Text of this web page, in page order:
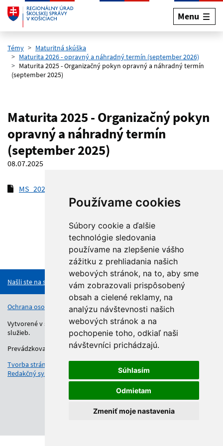
Používame cookies
Súbory cookie a ďalšie
technológie sledovania
používame na zlepšenie vášho
zážitku z prehliadania našich
webových stránok, na to, aby sme
vám zobrazovali prispôsobený
obsah a cielené reklamy, na
analýzu návštevnosti našich
webových stránok a na
pochopenie toho, odkiaľ naši
návštevníci prichádzajú.
Súhlasím
Odmietam
Zmeniť moje nastavenia
Preskočiť na hlavný obsah
Menu
Témy
Maturitná skúška
Maturita 2026 - opravný a náhradný termín (september 2026)
Maturita 2025 - Organizačný pokyn opravný a náhradný termín
(september 2025)
Maturita 2025 - Organizačný pokyn
opravný a náhradný termín
(september 2025)
08.07.2025
MS_2025_organizačný pokyn_september
Našli ste na stránke chybu?
Ochrana osobných údajov Vyhlásenie o prístupnosti Kontakt
Vytvorené v súlade s Jednotným dizajn manuálom elektronických
služieb.
Prevádzkovateľom služby je Regionálny úrad školskej správy.
Tvorba stránok
: Aglo Solutions
Redakčný systém